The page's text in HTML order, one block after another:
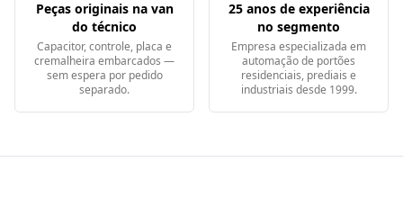
Peças originais na van
do técnico
Capacitor, controle, placa e
cremalheira embarcados —
sem espera por pedido
separado.
25 anos de experiência
no segmento
Empresa especializada em
automação de portões
residenciais, prediais e
industriais desde 1999.